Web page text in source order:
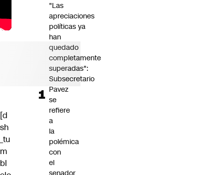
[d
sh
_tu
m
bl
"Las
apreciaciones
políticas ya
han
quedado
completamente
superadas":
Subsecretario
Pavez
se
refiere
a
la
polémica
con
el
senador